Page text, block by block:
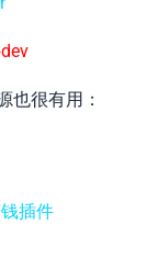
也很有用：
插件